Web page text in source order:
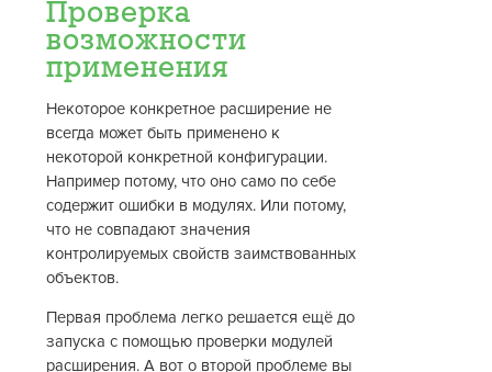
Проверка
возможности
применения
Некоторое конкретное расширение не
всегда может быть применено к
некоторой конкретной конфигурации.
Например потому, что оно само по себе
содержит ошибки в модулях. Или потому,
что не совпадают значения
контролируемых свойств заимствованных
объектов.
Первая проблема легко решается ещё до
запуска с помощью проверки модулей
расширения. А вот о второй проблеме вы